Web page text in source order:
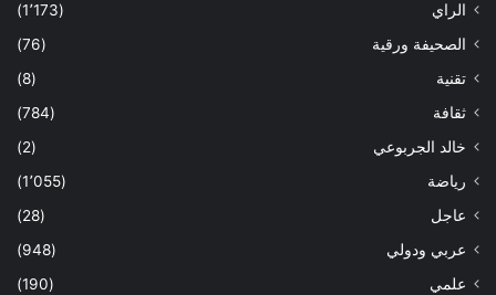
الراي
(1٬173)
الصحيفة ورقية
(76)
تقنية
(8)
ثقافة
(784)
خالد الجربوعي
(2)
رياضة
(1٬055)
عاجل
(28)
عربي ودولي
(948)
علمي
(190)